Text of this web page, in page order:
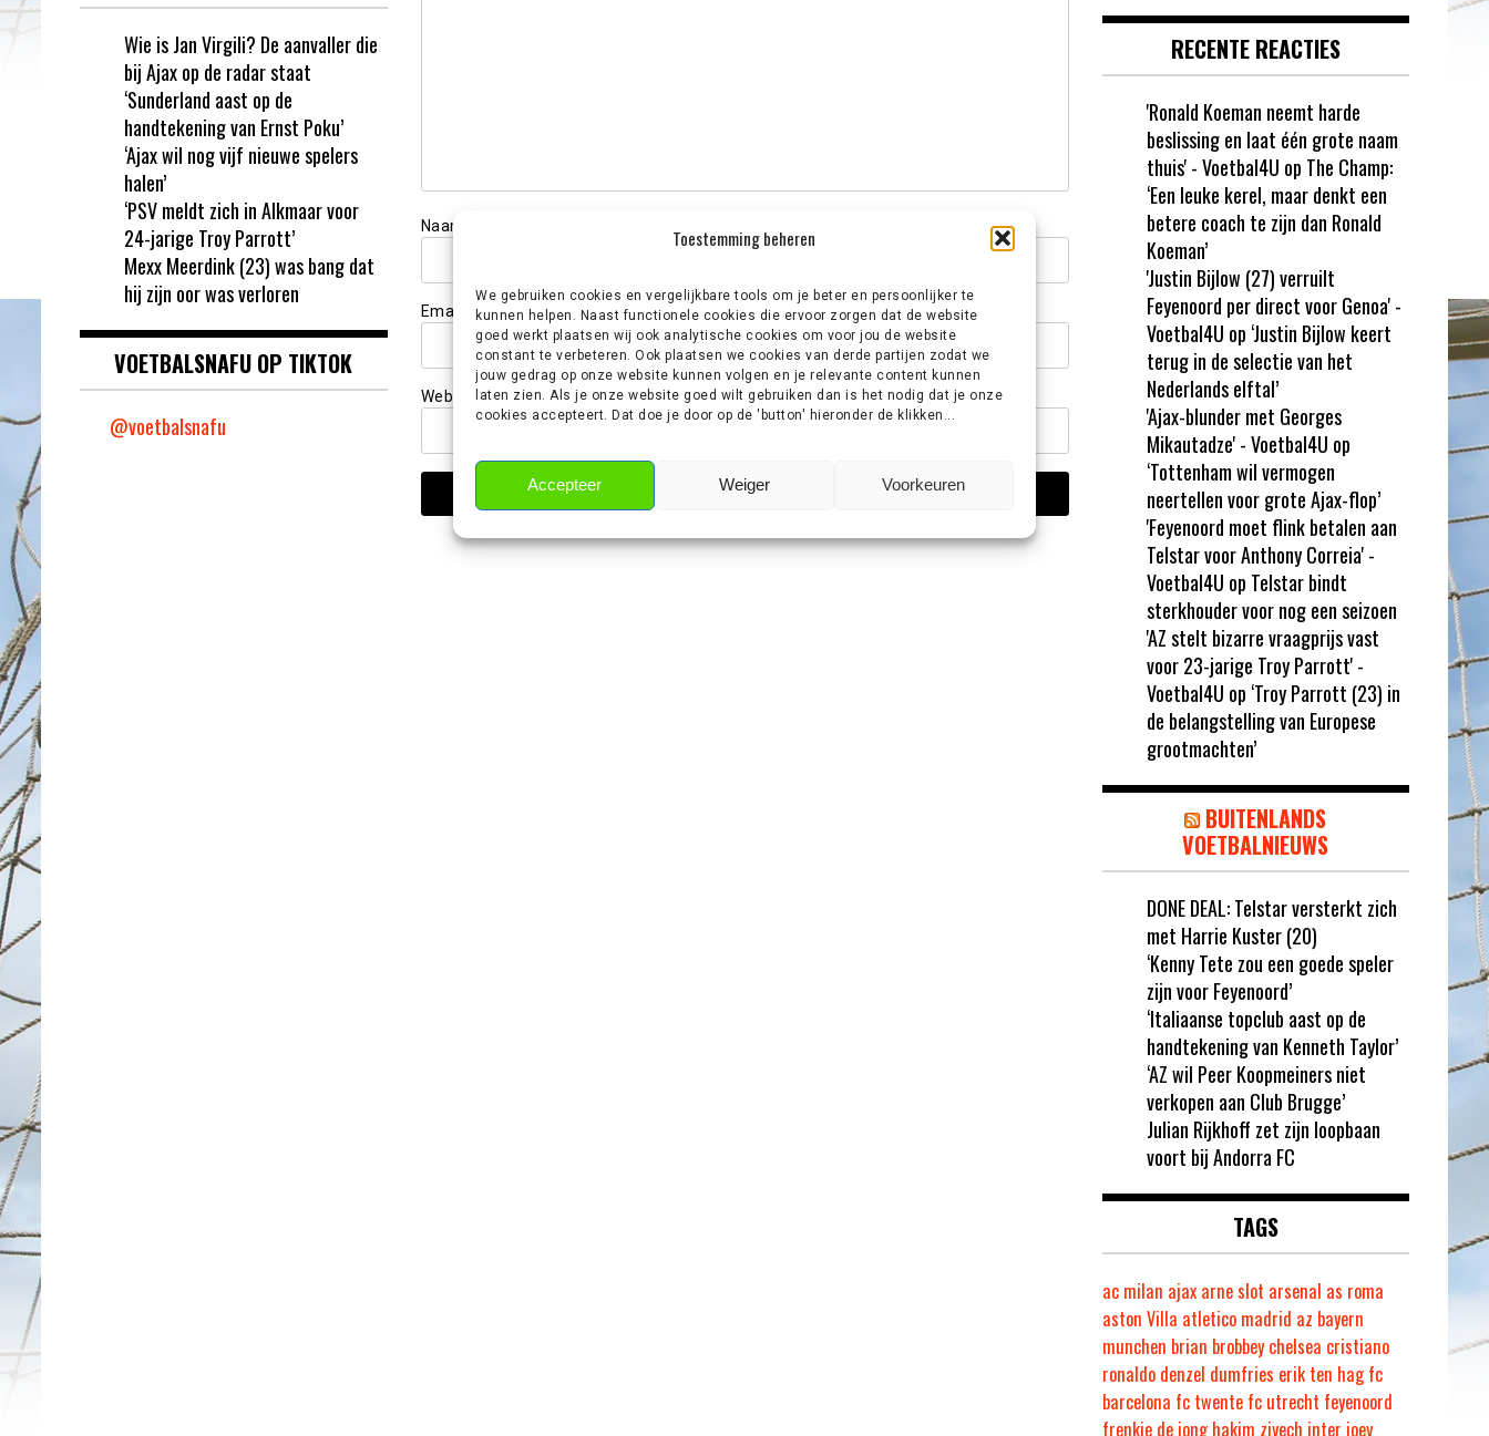
Toestemming beheren
We gebruiken cookies en vergelijkbare tools om je beter en persoonlijker te
kunnen helpen. Naast functionele cookies die ervoor zorgen dat de website
goed werkt plaatsen wij ook analytische cookies om voor jou de website
constant te verbeteren. Ook plaatsen we cookies van derde partijen zodat we
jouw gedrag op onze website kunnen volgen en je relevante content kunnen
laten zien. Als je onze website goed wilt gebruiken dan is het nodig dat je onze
cookies accepteert. Dat doe je door op de 'button' hieronder de klikken...
Accepteer Weiger Voorkeuren
Naam
Email
Website
Wie is Jan Virgili? De aanvaller die
bij Ajax op de radar staat
‘Sunderland aast op de
handtekening van Ernst Poku’
‘Ajax wil nog vijf nieuwe spelers
halen’
‘PSV meldt zich in Alkmaar voor
24-jarige Troy Parrott’
Mexx Meerdink (23) was bang dat
hij zijn oor was verloren
VOETBALSNAFU OP TIKTOK
@voetbalsnafu
RECENTE REACTIES
'Ronald Koeman neemt harde
beslissing en laat één grote naam
thuis' - Voetbal4U op The Champ:
‘Een leuke kerel, maar denkt een
betere coach te zijn dan Ronald
Koeman’
'Justin Bijlow (27) verruilt
Feyenoord per direct voor Genoa' -
Voetbal4U op ‘Justin Bijlow keert
terug in de selectie van het
Nederlands elftal’
'Ajax-blunder met Georges
Mikautadze' - Voetbal4U op
‘Tottenham wil vermogen
neertellen voor grote Ajax-flop’
'Feyenoord moet flink betalen aan
Telstar voor Anthony Correia' -
Voetbal4U op Telstar bindt
sterkhouder voor nog een seizoen
'AZ stelt bizarre vraagprijs vast
voor 23-jarige Troy Parrott' -
Voetbal4U op ‘Troy Parrott (23) in
de belangstelling van Europese
grootmachten’
BUITENLANDS
VOETBALNIEUWS
DONE DEAL: Telstar versterkt zich
met Harrie Kuster (20)
‘Kenny Tete zou een goede speler
zijn voor Feyenoord’
‘Italiaanse topclub aast op de
handtekening van Kenneth Taylor’
‘AZ wil Peer Koopmeiners niet
verkopen aan Club Brugge’
Julian Rijkhoff zet zijn loopbaan
voort bij Andorra FC
TAGS
ac milan ajax arne slot arsenal as roma
aston Villa atletico madrid az bayern
munchen brian brobbey chelsea cristiano
ronaldo denzel dumfries erik ten hag fc
barcelona fc twente fc utrecht feyenoord
frenkie de jong hakim ziyech inter joey